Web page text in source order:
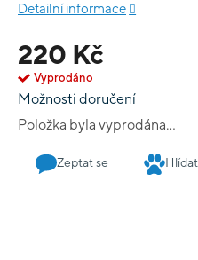
220 Kč
Vyprodáno
Možnosti doručení
Položka byla vyprodána…
Detailní informace
Zeptat se Hlídat